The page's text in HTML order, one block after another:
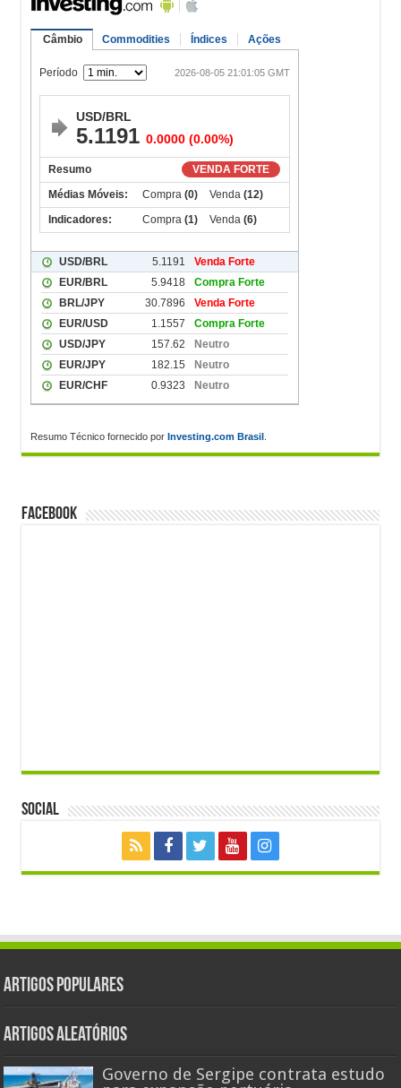
Resumo Técnico fornecido porInvesting.com Brasil
FACEBOOK
Social
Artigos populares
Artigos aleatórios
Governo de Sergipe contrata estudo